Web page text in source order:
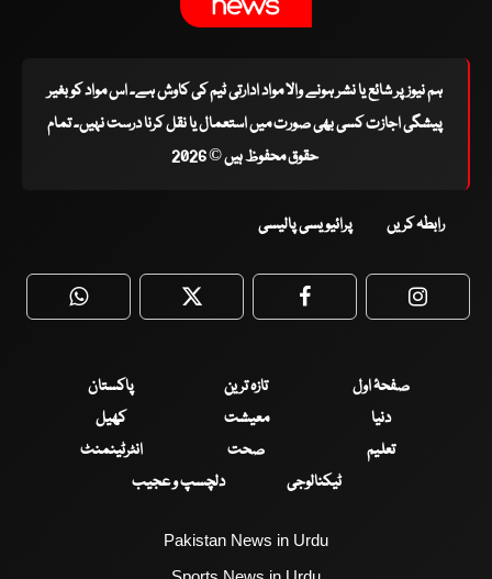
ہم نیوز پر شائع یا نشر ہونے والا مواد ادارتی ٹیم کی کاوش ہے۔ اس مواد کو بغیر
پیشگی اجازت کسی بھی صورت میں استعمال یا نقل کرنا درست نہیں۔ تمام
حقوق محفوظ ہیں © 2026
رابطہ کریں پرائیویسی پالیسی
WhatsApp Twitter Facebook
صفحۂ اول تازہ ترین
پاکستان
دنیا
معیشت
کھیل
تعلیم
صحت
انٹرٹینمنٹ
ٹیکنالوجی
دلچسپ و عجیب
Pakistan News in Urdu